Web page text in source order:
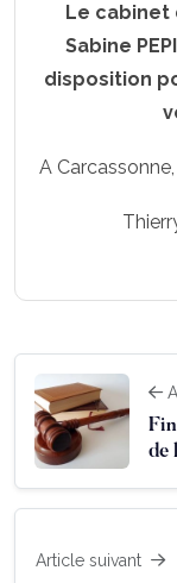
Le cabinet
Sabine
disposition
A
de
Article suivant